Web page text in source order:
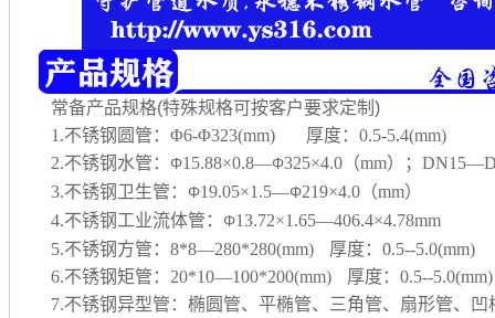
常备产品规格(特殊规格可按客户要求定制)
1.不锈钢圆管：Φ6-Φ323(mm) 厚度：0.5-5.4(mm)
2.不锈钢水管：Φ15.88×0.8—Φ325×4.0（mm）；
3.不锈钢卫生管：Φ19.05×1.5—Φ219×4.0（mm）
4.不锈钢工业流体管：Φ13.72×1.65—406.4×4.78mm
5.不锈钢方管：8*8—280*280(mm) 厚度：0.5--5.0(mm)
6.不锈钢矩管：20*10—100*200(mm) 厚度：0.5--5.0(mm)
7.不锈钢异型管：椭圆管、平椭管、三角管、扇形管、